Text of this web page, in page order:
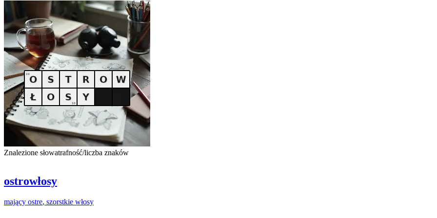
Znalezione słowatrafność/liczba znaków
ostrowłosy
mający ostre, szorstkie włosy